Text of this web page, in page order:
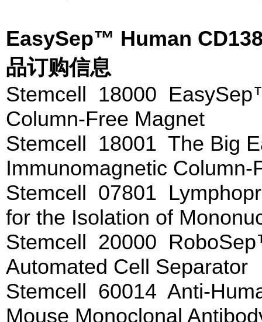
EasySep™ Human
品订购信息
Stemcell 18000
Column-Free Magnet
Stemcell 18001 The Big
Immunomagnetic
Stemcell 07801
for the Isolation of
Stemcell 20000
Automated Cell Separator
Stemcell 60014 Anti-
Mouse Monoclonal